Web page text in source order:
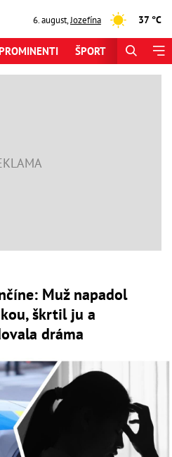
6. august,Jozefína 37 °C
PROMINENTI ŠPORT
Muž napadol
škrtil ju a
dráma